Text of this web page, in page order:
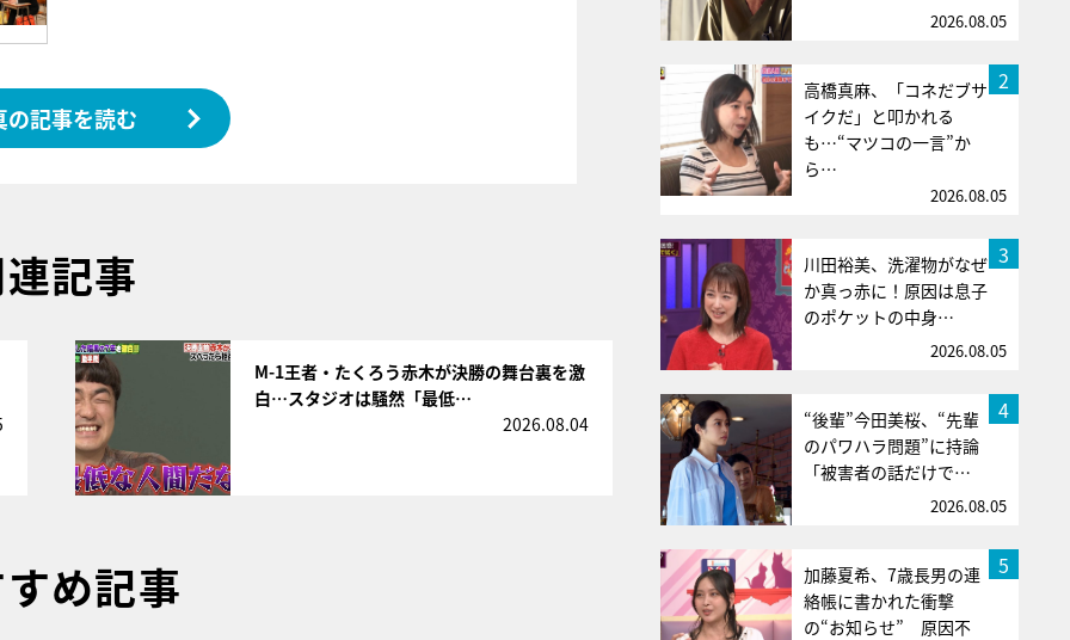
の記事を読む
記事
M-1王者・たくろう赤木が決勝の舞台裏を激
白…スタジオは騒然「最低…
2026.08.04
め記事
2026.08.05
2
高橋真麻、「コネだブサ
イクだ」と叩かれる
も…“マツコの一言”か
ら…
2026.08.05
3
川田裕美、洗濯物がなぜ
か真っ赤に！原因は息子
のポケットの中身…
2026.08.05
4
“後輩”今田美桜、“先輩
のパワハラ問題”に持論
「被害者の話だけで…
2026.08.05
5
加藤夏希、7歳長男の連
絡帳に書かれた衝撃
の“お知らせ” 原因不